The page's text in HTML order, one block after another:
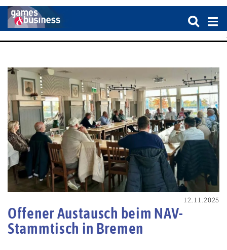
12.11.2025
Offener Austausch beim NAV-
Stammtisch in Bremen